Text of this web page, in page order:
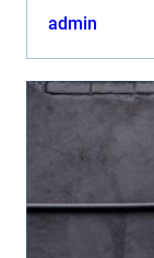
admin